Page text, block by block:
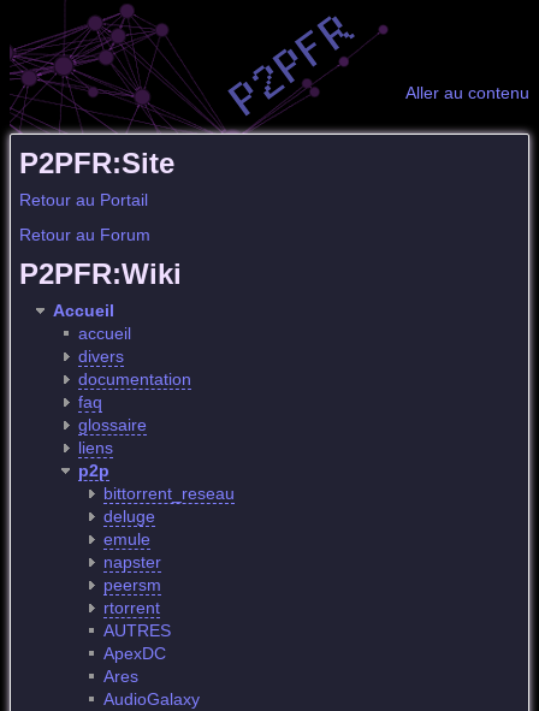
Aller au contenu
P2PFR:Site
Retour au Portail
Retour au Forum
P2PFR:Wiki
Accueil
accueil
divers
documentation
faq
glossaire
liens
p2p
bittorrent_reseau
deluge
emule
napster
peersm
rtorrent
AUTRES
ApexDC
Ares
AudioGalaxy